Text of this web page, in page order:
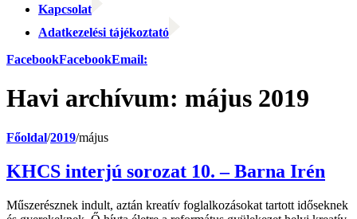
Kapcsolat
Adatkezelési tájékoztató
FacebookFacebookEmail:
Havi archívum: május 2019
Főoldal/2019/május
KHCS interjú sorozat 10. – Barna Irén
Műszerésznek indult, aztán kreatív foglalkozásokat tartott időseknek